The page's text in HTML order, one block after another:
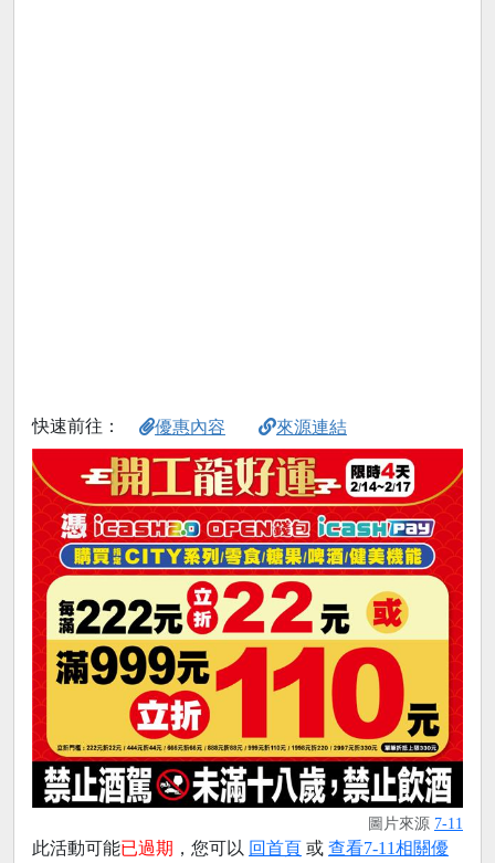
快速前往： 優惠內容 來源連結
圖片來源 7-11
此活動可能已過期 ，您可以 回首頁 或 查看7-11相關優